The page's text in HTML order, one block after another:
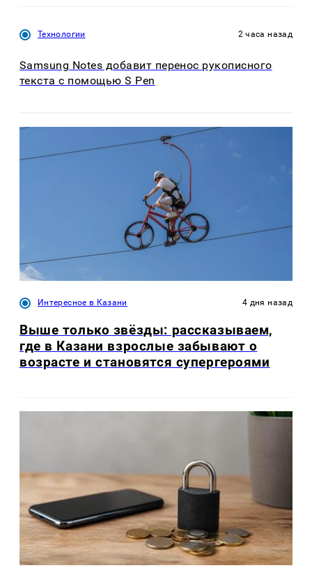
Технологии 2 часа назад
Samsung Notes добавит перенос рукописного
текста с помощью S Pen
Интересное в Казани 4 дня назад
Выше только звёзды: рассказываем,
где в Казани взрослые забывают о
возрасте и становятся супергероями